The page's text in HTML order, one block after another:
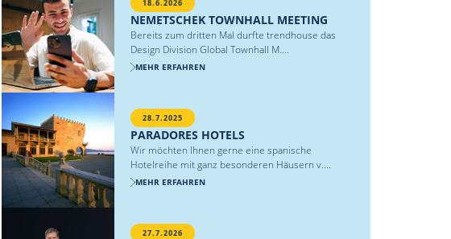
18.6.2026
NEMETSCHEK TOWNHALL MEETING
Bereits zum dritten Mal durfte trendhouse das
Design Division Global Townhall M....
MEHR ERFAHREN
28.7.2025
PARADORES HOTELS
Wir möchten Ihnen gerne eine spanische
Hotelreihe mit ganz besonderen Häusern v....
MEHR ERFAHREN
27.7.2026